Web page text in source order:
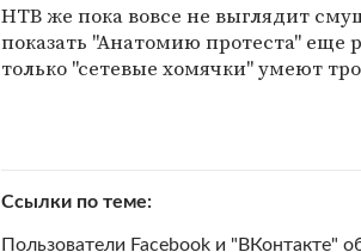
НТВ же пока вовсе не выглядит
показать "Анатомию протеста"
только "сетевые хомячки" умеют
Ссылки по теме
Пользователи Facebook и "ВКонтакте"